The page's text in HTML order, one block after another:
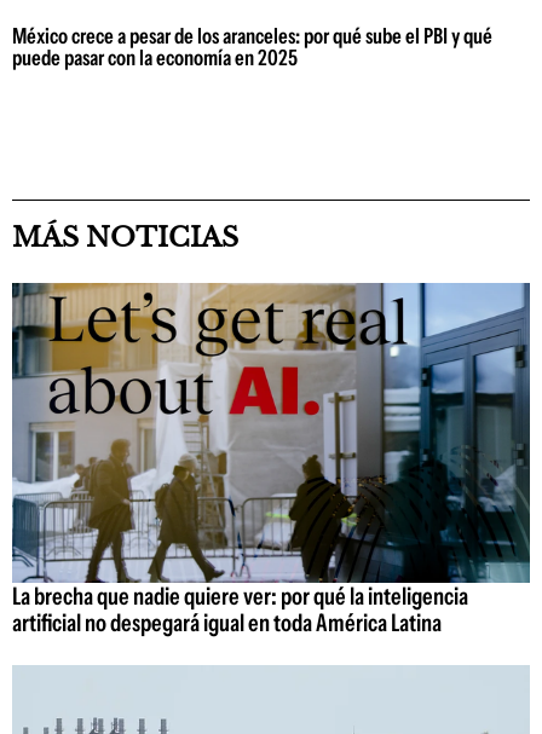
México crece a pesar de los aranceles: por qué sube el PBI y qué
puede pasar con la economía en 2025
MÁS NOTICIAS
La brecha que nadie quiere ver: por qué la inteligencia
artificial no despegará igual en toda América Latina